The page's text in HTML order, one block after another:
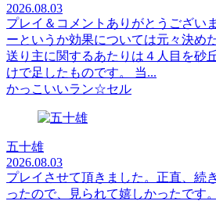
2026.08.03
プレイ＆コメントありがとうござい
ーというか効果については元々決め
送り主に関するあたりは４人目を砂
けで足したものです。 当...
かっこいいラン☆セル
五十雄
2026.08.03
プレイさせて頂きました。正直、続
ったので、見られて嬉しかったです